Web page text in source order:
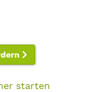
starten